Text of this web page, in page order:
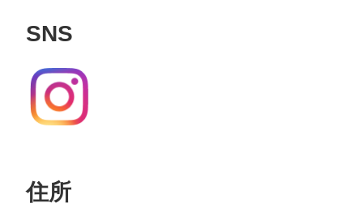
SNS
住所